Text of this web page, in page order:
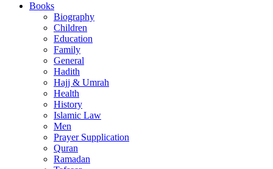
Books
Biography
Children
Education
Family
General
Hadith
Hajj & Umrah
Health
History
Islamic Law
Men
Prayer Supplication
Quran
Ramadan